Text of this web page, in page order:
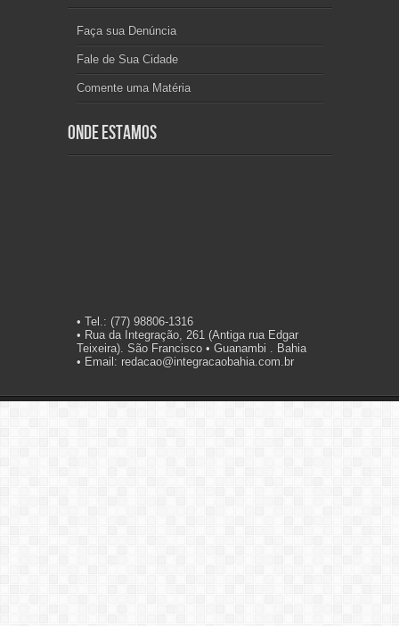
Faça sua Denúncia
Fale de Sua Cidade
Comente uma Matéria
Onde Estamos
• Tel.: (77) 98806-1316
• Rua da Integração, 261 (Antiga rua Edgar
Teixeira). São Francisco • Guanambi . Bahia
• Email: redacao@integracaobahia.com.br